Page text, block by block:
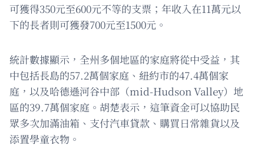
可獲得350元至600元不等的支票；年收入在11萬元以
下的長者則可獲發700元至1500元。
統計數據顯示，全州多個地區的家庭將從中受益，其
中包括長島的57.2萬個家庭、紐約市的47.4萬個家
庭，以及哈德遜河谷中部（mid-Hudson Valley）地
區的39.7萬個家庭。胡楚表示，這筆資金可以協助民
眾多次加滿油箱、支付汽車貸款、購買日常雜貨以及
添置學童衣物。